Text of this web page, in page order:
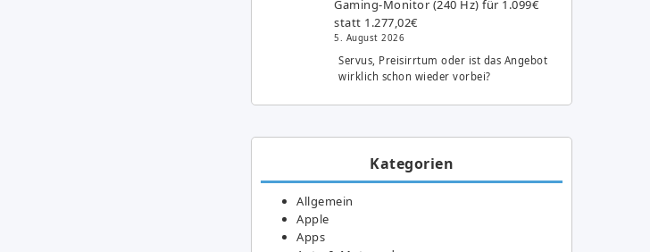
Gaming-Monitor (240 Hz) für 1.099€
statt 1.277,02€
5. August 2026
Servus, Preisirrtum oder ist das Angebot
wirklich schon wieder vorbei?
Kategorien
Allgemein
Apple
Apps